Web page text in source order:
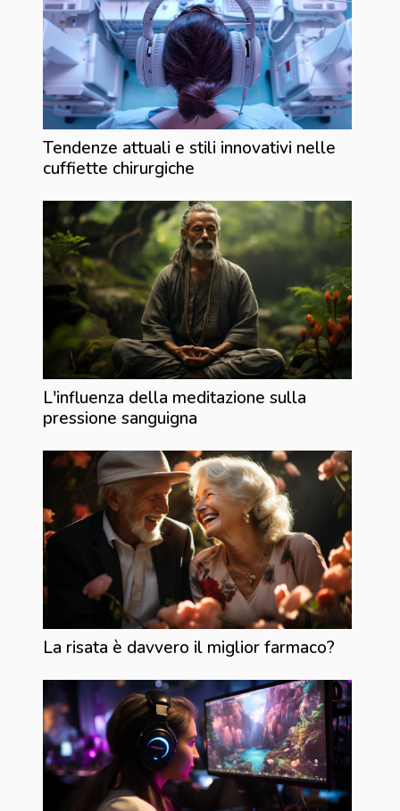
Tendenze attuali e stili innovativi nelle
cuffiette chirurgiche
L'influenza della meditazione sulla
pressione sanguigna
La risata è davvero il miglior farmaco?